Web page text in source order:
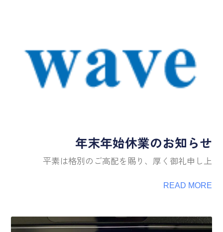
年末年始休業のお知らせ
平素は格別のご高配を賜り、厚く御礼申し上
READ MORE